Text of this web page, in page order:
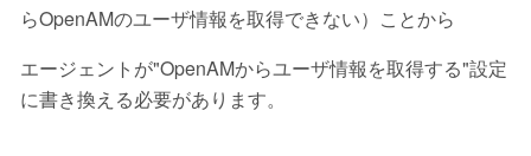
らOpenAMのユーザ情報を取得できない）ことから
エージェントが"OpenAMからユーザ情報を取得する"設定
に書き換える必要があります。